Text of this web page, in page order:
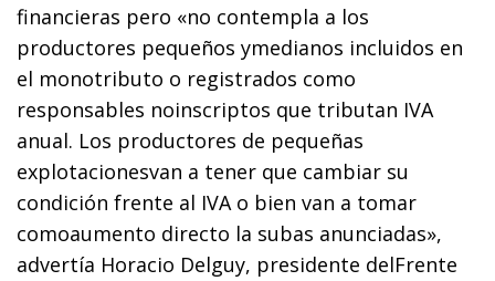
financieras pero «no contempla a los
productores pequeños ymedianos incluidos en
el monotributo o registrados como
responsables noinscriptos que tributan IVA
anual. Los productores de pequeñas
explotacionesvan a tener que cambiar su
condición frente al IVA o bien van a tomar
comoaumento directo la subas anunciadas»,
advertía Horacio Delguy, presidente delFrente